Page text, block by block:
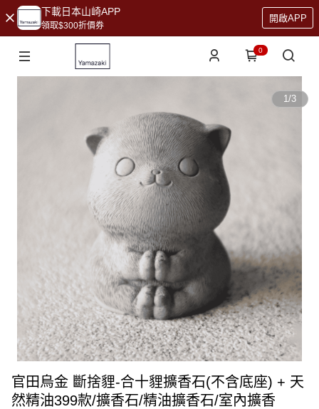
下載日本山崎APP
領取$300折價券
開啟APP
0
1/3
官田烏金 斷捨貍-合十貍擴香石(不含底座) + 天
然精油399款/擴香石/精油擴香石/室內擴香